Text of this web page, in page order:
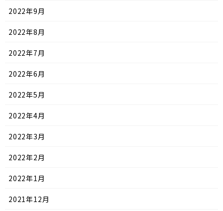
2022年9月
2022年8月
2022年7月
2022年6月
2022年5月
2022年4月
2022年3月
2022年2月
2022年1月
2021年12月